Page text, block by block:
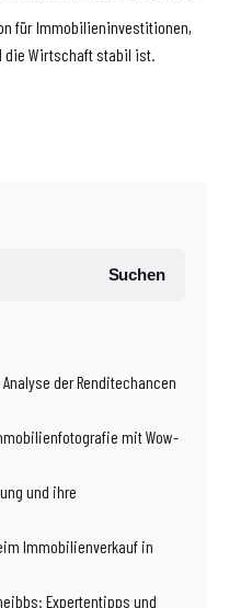
für Immobilieninvestitionen,
Wirtschaft stabil ist.
Suchen
der Renditechancen
mit Wow-
und ihre
Immobilienverkauf in
Expertentipps und